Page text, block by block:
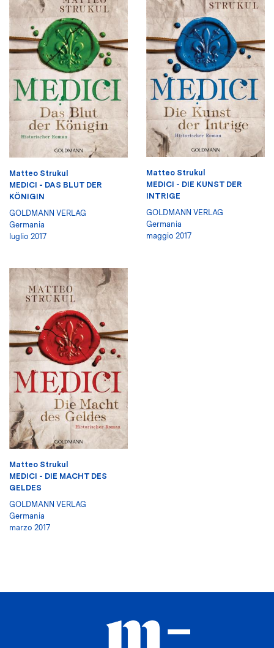
Matteo Strukul
MEDICI - DAS BLUT DER
KÖNIGIN
GOLDMANN VERLAG
Germania
luglio 2017
Matteo Strukul
MEDICI - DIE KUNST DER
INTRIGE
GOLDMANN VERLAG
Germania
maggio 2017
Matteo Strukul
MEDICI - DIE MACHT DES
GELDES
GOLDMANN VERLAG
Germania
marzo 2017